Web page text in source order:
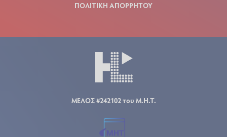
ΠΟΛΙΤΙΚΗ ΑΠΟΡΡΗΤΟΥ
ΜΕΛΟΣ #242102 του Μ.Η.Τ.